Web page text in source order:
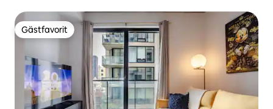
Gästfavorit
Gästfavorit